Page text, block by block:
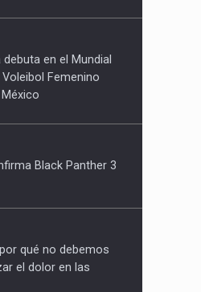
en el Mundial
Femenino
Black Panther 3
qué no debemos
el dolor en las